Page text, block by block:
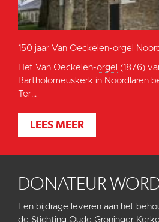
150 jaar Van Oeckelen-orgel
Het Van Oeckelen-orgel (1876)
Bartholomeuskerk in Noordlaren
Ter...
LEES MEER
DONATEUR
Een bijdrage leveren aan het
de Stichting Oude Groninger